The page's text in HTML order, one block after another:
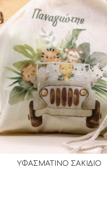
ΔΙΑΒΆΣΤΕ ΠΕΡΙΣΣΌΤΕΡΑ
ΥΦΑΣΜΑΤΙΝΟ ΣΑΚΙΔΙΟ